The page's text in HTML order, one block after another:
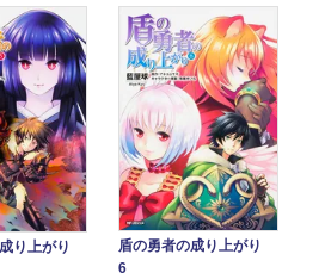
り上がり
盾の勇者の成り上がり
6